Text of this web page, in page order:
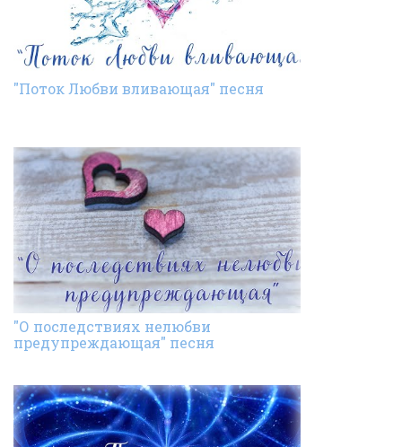
"Поток Любви вливающая" песня
"О последствиях нелюбви
предупреждающая" песня